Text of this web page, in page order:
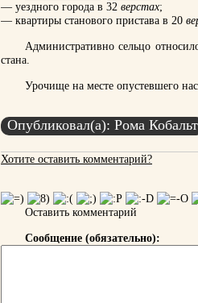
— уездного города в 32 верстах;
— квартиры станового пристава в 20
Административно сельцо
стана.
Урочище на месте опустевшего
Опубликовал(а): Рома Кобальт
Хотите оставить комментарий?
Оставить комментарий
Сообщение (обязательно):